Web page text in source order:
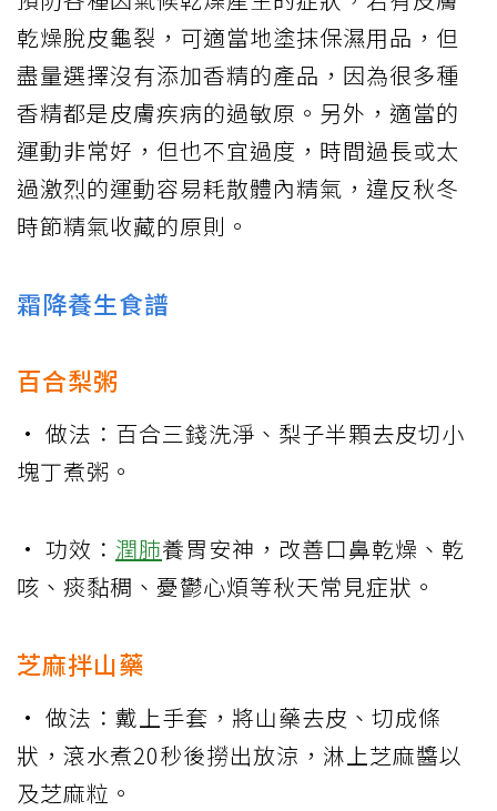
乾燥脫皮龜裂，可適當地塗抹保濕用品，但
盡量選擇沒有添加香精的產品，因為很多種
香精都是皮膚疾病的過敏原。另外，適當的
運動非常好，但也不宜過度，時間過長或太
過激烈的運動容易耗散體內精氣，違反秋冬
時節精氣收藏的原則。
霜降養生食譜
百合梨粥
• 做法：百合三錢洗淨、梨子半顆去皮切小
塊丁煮粥。
• 功效： 潤肺養胃安神，改善口鼻乾燥、乾
咳、痰黏稠、憂鬱心煩等秋天常見症狀。
芝麻拌山藥
• 做法：戴上手套，將山藥去皮、切成條
狀，滾水煮20秒後撈出放涼，淋上芝麻醬以
及芝麻粒。